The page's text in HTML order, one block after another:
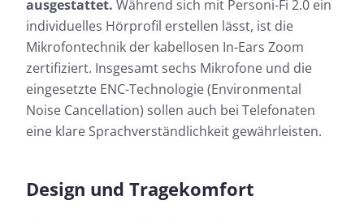
ausgestattet. Während sich mit Personi-Fi 2.0 ein
individuelles Hörprofil erstellen lässt, ist die
Mikrofontechnik der kabellosen In-Ears Zoom
zertifiziert. Insgesamt sechs Mikrofone und die
eingesetzte ENC-Technologie (Environmental
Noise Cancellation) sollen auch bei Telefonaten
eine klare Sprachverständlichkeit gewährleisten.
Design und Tragekomfort